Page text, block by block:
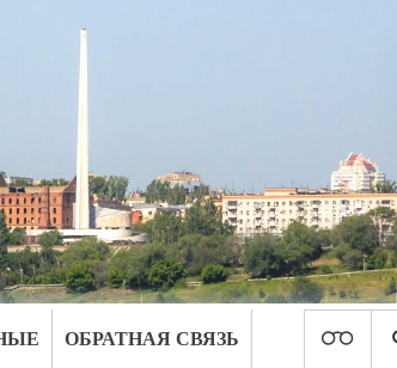
ОБРАТНАЯ СВЯЗЬ